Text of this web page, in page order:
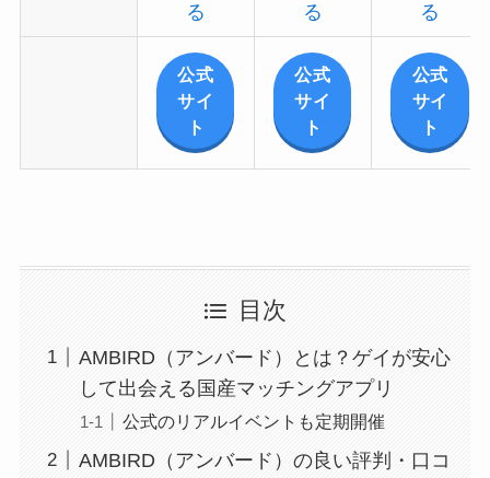
る
る
る
公式
サイ
ト
公式
サイ
ト
公式
サイ
ト
目次
AMBIRD（アンバード）とは？ゲイが安心
して出会える国産マッチングアプリ
公式のリアルイベントも定期開催
AMBIRD（アンバード）の良い評判・口コ